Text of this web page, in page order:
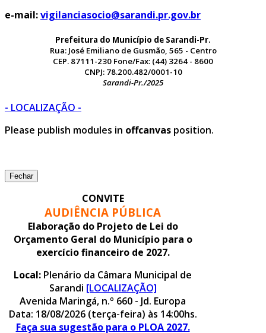
e-mail:vigilanciasocio@sarandi.pr.gov.br
Prefeitura do Município de Sarandi-Pr.
Rua: José Emiliano de Gusmão, 565 - Centro
CEP. 87111-230 Fone/Fax: (44) 3264 - 8600
CNPJ: 78.200.482/0001-10
Sarandi-Pr./2025
- LOCALIZAÇÃO -
Please publish modules in offcanvas position.
Fechar
CONVITE
AUDIÊNCIA PÚBLICA
Elaboração do Projeto de Lei do
Orçamento Geral do Município para o
exercício financeiro de 2027.
Local: Plenário da Câmara Municipal de
Sarandi [LOCALIZAÇÃO]
Avenida Maringá, n.º 660 - Jd. Europa
Data: 18/08/2026 (terça-feira) às 14:00hs.
Faça sua sugestão para o PLOA 2027.